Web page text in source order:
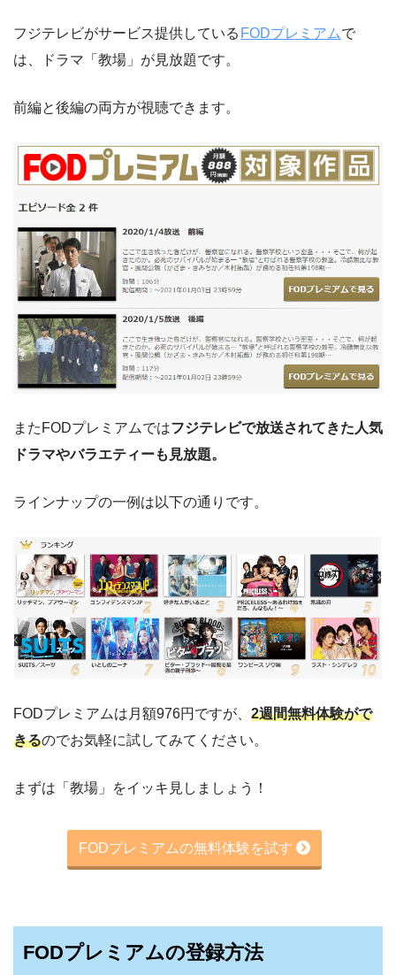
フジテレビがサービス提供している FODプレミアムで
は、ドラマ「教場」が見放題です。
前編と後編の両方が視聴できます。
またFODプレミアムではフジテレビで放送されてきた人気
ドラマやバラエティーも見放題。
ラインナップの一例は以下の通りです。
FODプレミアムは月額976円ですが、 2週間無料体験がで
きるのでお気軽に試してみてください。
まずは「教場」をイッキ見しましょう！
FODプレミアムの無料体験を試す
FODプレミアムの登録方法